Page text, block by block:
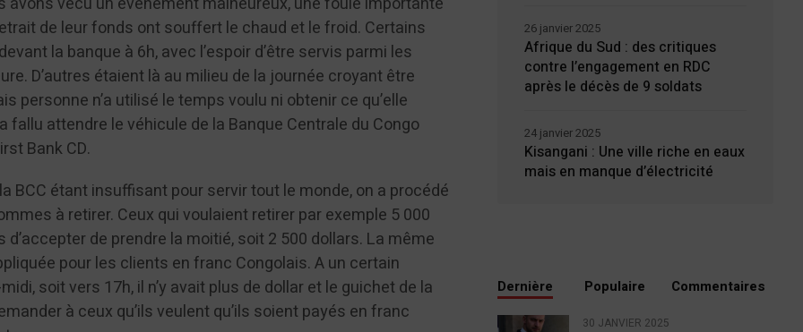
de leur fonds ont souffert le chaud et le froid. Certains
la banque à 6h, avec l’espoir d’être servis parmi les
D’autres étaient là au milieu de la journée croyant être
personne n’a utilisé le temps voulu ni obtenir ce qu’elle
fallu attendre le véhicule de la Banque Centrale du Congo
Bank CD.
BCC étant insuffisant pour servir tout le monde, on a procédé
à retirer. Ceux qui voulaient retirer par exemple 5 000
de prendre la moitié, soit 2 500 dollars. La même
pour les clients en franc Congolais. A un certain
soit vers 17h, il n’y avait plus de dollar et le guichet de la
à ceux qu’ils veulent qu’ils soient payés en franc
Afrique du Sud : des critiques
contre l’engagement en RDC
après le décès de 9 soldats
26 janvier 2025
Kisangani : Une ville riche en eaux
mais en manque d’électricité
24 janvier 2025
Dernière Populaire Commentaires
30 JANVIER 2025